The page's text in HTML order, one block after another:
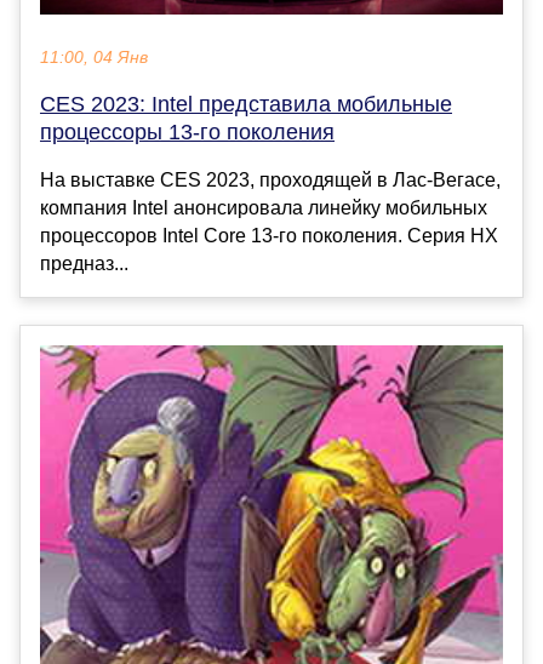
11:00, 04 Янв
CES 2023: Intel представила мобильные
процессоры 13-го поколения
На выставке CES 2023, проходящей в Лас-Вегасе,
компания Intel анонсировала линейку мобильных
процессоров Intel Core 13-го поколения. Серия HX
предназ...